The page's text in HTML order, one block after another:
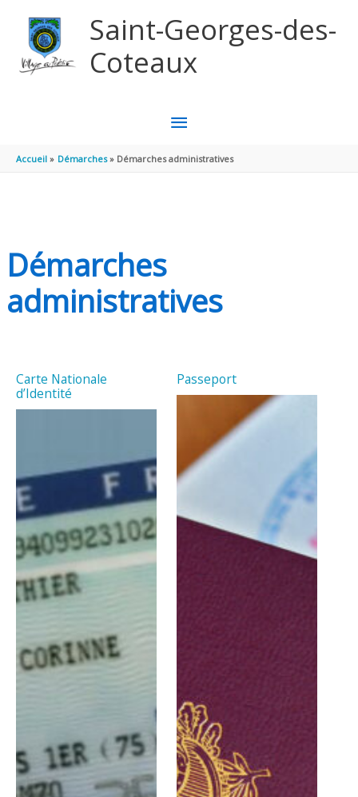
Saint-Georges-des-
Coteaux
MENU
PRINCIPAL
Accueil Démarches Démarches administratives
Démarches
administratives
Carte Nationale
d’Identité
Passeport